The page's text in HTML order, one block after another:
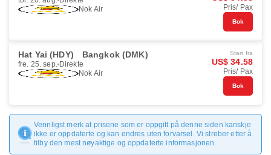
Nok Air
Pris/ Pax
Bok
Hat Yai (HDY) Bangkok (DMK)
fre. 25. sep. Direkte
Nok Air
Start fra
US$ 34.58
Pris/ Pax
Bok
Vennligst merk at prisene som er oppgitt på denne siden kanskje
ikke er oppdaterte og kan endres uten forvarsel. Vi streber etter å
tilby den mest nøyaktige og oppdaterte informasjonen.